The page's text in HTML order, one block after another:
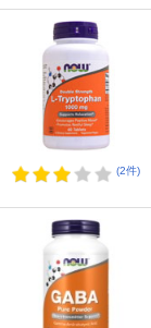
(2件)